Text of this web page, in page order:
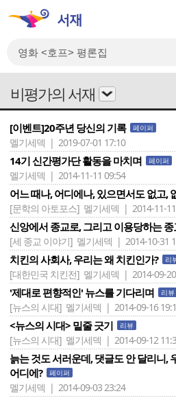
비평가의 서재
[이벤트]20주년 당신의 기록 페이퍼
멜기세덱 | 2019-07-01 17:10
14기 신간평가단 활동을 마치며 페이퍼
멜기세덱 | 2014-11-11 09:54
어느 때나, 어디에나, 있으면서도 없고,
[문학의 아토포스] 멜기세덱 | 2014-11-
신앙에서 종교로, 그리고 이용당하는
[세 종교 이야기] 멜기세덱 | 2014-10-31
치킨의 사회사, 우리는 왜 치킨인가? 리
[대한민국 치킨전] 멜기세덱 | 2014-09-
'제대로 편향적인' 뉴스를 기다리며 리뷰
[뉴스의 시대] 멜기세덱 | 2014-09-16
<뉴스의 시대> 밑줄 긋기 리뷰
[뉴스의 시대] 멜기세덱 | 2014-09-12
늙는 것도 서러운데, 댓글도 안 달리니,
어디에?
페이퍼
멜기세덱 | 2014-09-03 23:24